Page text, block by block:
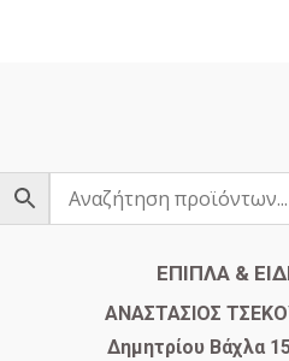
ΕΠΙΠΛΑ &
​ΑΝΑΣΤΑΣΙΟΣ
Δημητρίου Βάχλα